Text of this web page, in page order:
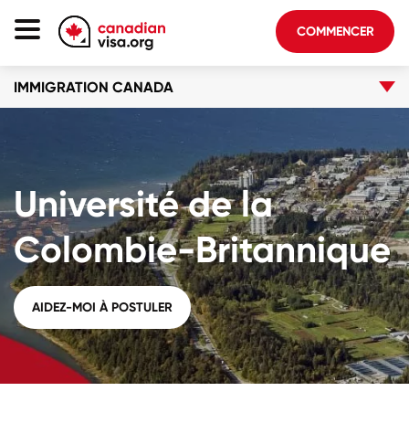
COMMENCER
IMMIGRATION CANADA
Université de la
Colombie-Britannique
AIDEZ-MOI À POSTULER
Page D'accueil
À Propos De Nous
Blogue
FAQ
COMMENCER
Connectez-vous au compte